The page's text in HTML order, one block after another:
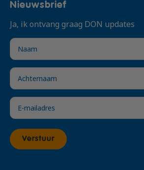
Nieuwsbrief
Ja, ik ontvang graag DON updates
Verstuur